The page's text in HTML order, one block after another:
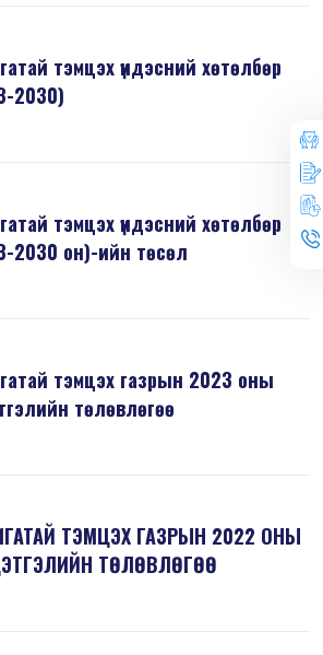
тэмцэх үндэсний хөтөлбөр
2030)
тэмцэх үндэсний хөтөлбөр
2030 он)-ийн төсөл
тэмцэх газрын 2023 оны
төлөвлөгөө
ТЭМЦЭХ ГАЗРЫН 2022 ОНЫ
ТӨЛӨВЛӨГӨӨ